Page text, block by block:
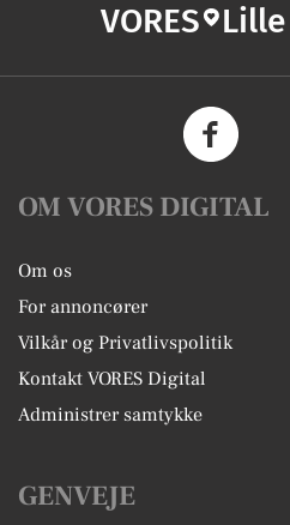
VORES
OM VORES DIGITAL
Om os
For annoncører
Vilkår og Privatlivspolitik
Kontakt VORES Digital
Administrer samtykke
GENVEJE